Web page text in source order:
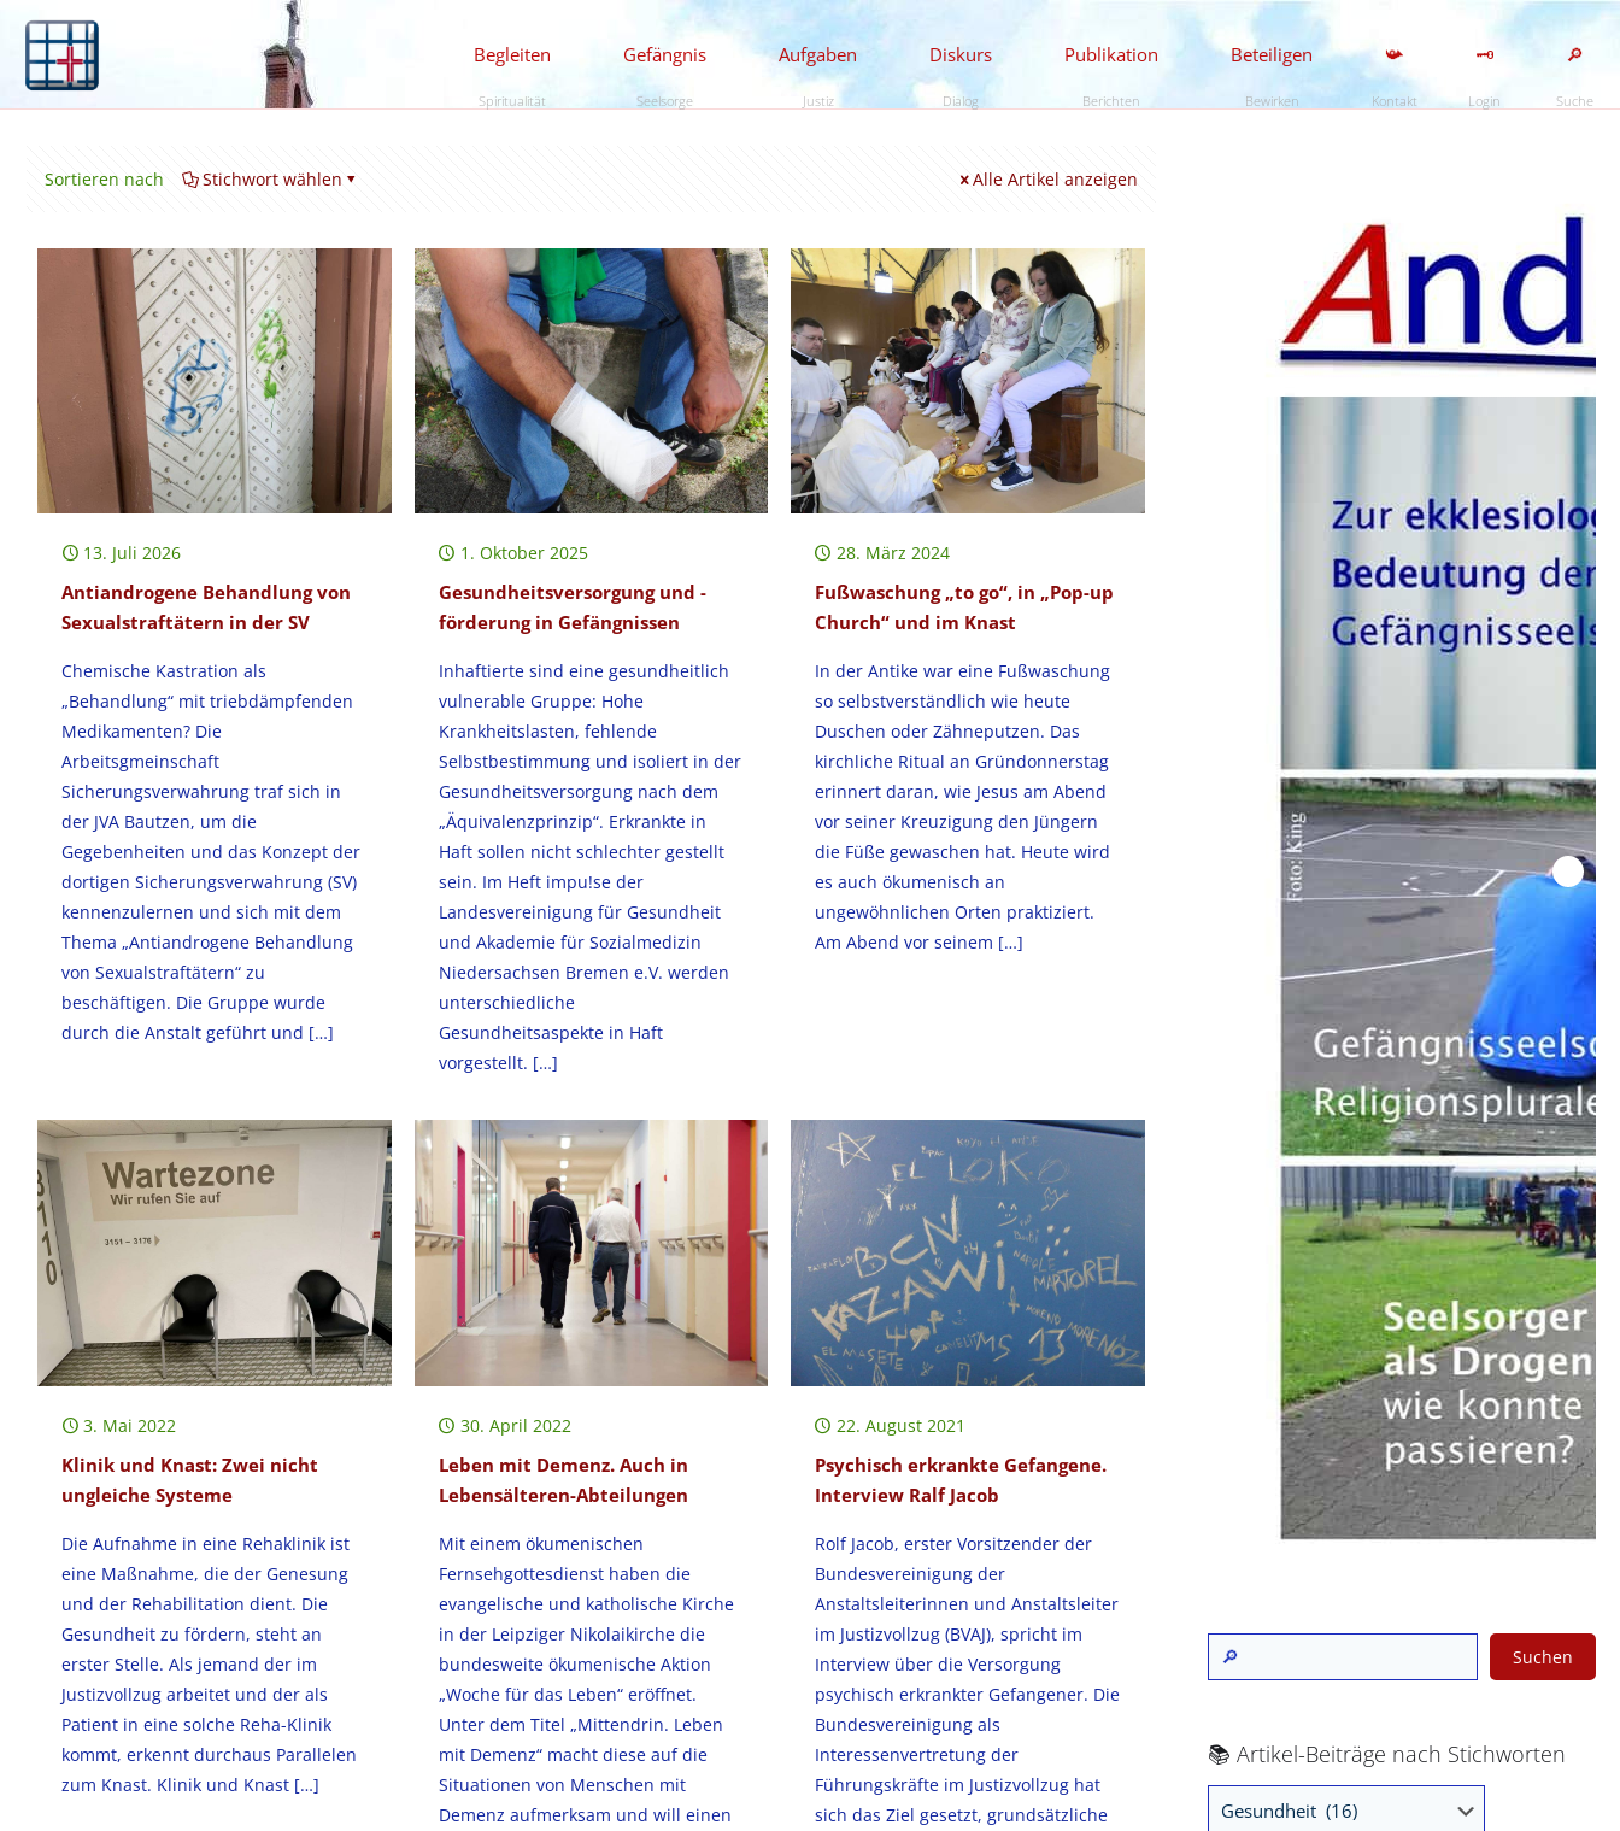
Begleiten
Spiritualität
Gefängnis
Seelsorge
Aufgaben
Justiz
Diskurs
Dialog
Publikation
Berichten
Beteiligen
Bewirken
📯
Kontakt
🗝️
Login
🔎
Suche
Sortieren nach Stichwort wählen Alle Artikel anzeigen
13. Juli 2026
Antiandrogene Behandlung von
Sexualstraftätern in der SV
Chemische Kastration als
„Behandlung“ mit triebdämpfenden
Medikamenten? Die
Arbeitsgmeinschaft
Sicherungsverwahrung traf sich in
der JVA Bautzen, um die
Gegebenheiten und das Konzept der
dortigen Sicherungsverwahrung (SV)
kennenzulernen und sich mit dem
Thema „Antiandrogene Behandlung
von Sexualstraftätern“ zu
beschäftigen. Die Gruppe wurde
durch die Anstalt geführt und […]
1. Oktober 2025
Gesundheitsversorgung und -
förderung in Gefängnissen
Inhaftierte sind eine gesundheitlich
vulnerable Gruppe: Hohe
Krankheitslasten, fehlende
Selbstbestimmung und isoliert in der
Gesundheitsversorgung nach dem
„Äquivalenzprinzip“. Erkrankte in
Haft sollen nicht schlechter gestellt
sein. Im Heft impu!se der
Landesvereinigung für Gesundheit
und Akademie für Sozialmedizin
Niedersachsen Bremen e.V. werden
unterschiedliche
Gesundheitsaspekte in Haft
vorgestellt. […]
28. März 2024
Fußwaschung „to go“, in „Pop-up
Church“ und im Knast
In der Antike war eine Fußwaschung
so selbstverständlich wie heute
Duschen oder Zähneputzen. Das
kirchliche Ritual an Gründonnerstag
erinnert daran, wie Jesus am Abend
vor seiner Kreuzigung den Jüngern
die Füße gewaschen hat. Heute wird
es auch ökumenisch an
ungewöhnlichen Orten praktiziert.
Am Abend vor seinem […]
3. Mai 2022
Klinik und Knast: Zwei nicht
ungleiche Systeme
Die Aufnahme in eine Rehaklinik ist
eine Maßnahme, die der Genesung
und der Rehabilitation dient. Die
Gesundheit zu fördern, steht an
erster Stelle. Als jemand der im
Justizvollzug arbeitet und der als
Patient in eine solche Reha-Klinik
kommt, erkennt durchaus Parallelen
zum Knast. Klinik und Knast […]
30. April 2022
Leben mit Demenz. Auch in
Lebensälteren-Abteilungen
Mit einem ökumenischen
Fernsehgottesdienst haben die
evangelische und katholische Kirche
in der Leipziger Nikolaikirche die
bundesweite ökumenische Aktion
„Woche für das Leben“ eröffnet.
Unter dem Titel „Mittendrin. Leben
mit Demenz“ macht diese auf die
Situationen von Menschen mit
Demenz aufmerksam und will einen
22. August 2021
Psychisch erkrankte Gefangene.
Interview Ralf Jacob
Rolf Jacob, erster Vorsitzender der
Bundesvereinigung der
Anstaltsleiterinnen und Anstaltsleiter
im Justizvollzug (BVAJ), spricht im
Interview über die Versorgung
psychisch erkrankter Gefangener. Die
Bundesvereinigung als
Interessenvertretung der
Führungskräfte im Justizvollzug hat
sich das Ziel gesetzt, grundsätzliche
Suchen
📚 Artikel-Beiträge nach Stichworten